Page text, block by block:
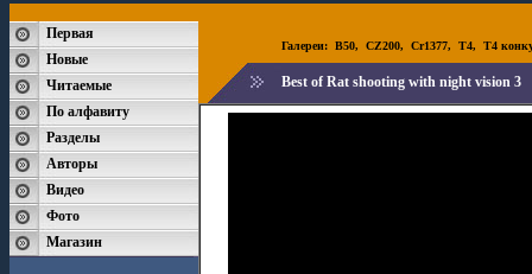
Первая
Новые
Читаемые
По алфавиту
Разделы
Авторы
Видео
Фото
Магазин
Галереи: B50, CZ200, Cr1377, T4, T4
Best of Rat shooting with night vision 3